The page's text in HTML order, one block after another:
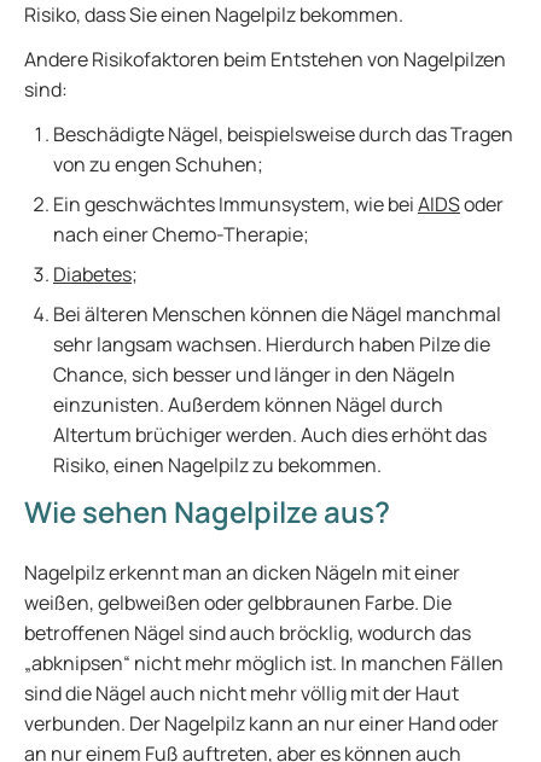
Risiko, dass Sie einen Nagelpilz bekommen.
Andere Risikofaktoren beim Entstehen von Nagelpilzen
sind:
Beschädigte Nägel, beispielsweise durch das Tragen
von zu engen Schuhen;
Ein geschwächtes Immunsystem, wie beiAIDSoder
nach einer Chemo-Therapie;
Diabetes;
Bei älteren Menschen können die Nägel manchmal
sehr langsam wachsen. Hierdurch haben Pilze die
Chance, sich besser und länger in den Nägeln
einzunisten. Außerdem können Nägel durch
Altertum brüchiger werden. Auch dies erhöht das
Risiko, einen Nagelpilz zu bekommen.
Wie sehen Nagelpilze aus?
Nagelpilz erkennt man an dicken Nägeln mit einer
weißen, gelbweißen oder gelbbraunen Farbe. Die
betroffenen Nägel sind auch bröcklig, wodurch das
„abknipsen“ nicht mehr möglich ist. In manchen Fällen
sind die Nägel auch nicht mehr völlig mit der Haut
verbunden. Der Nagelpilz kann an nur einer Hand oder
an nur einem Fuß auftreten, aber es können auch